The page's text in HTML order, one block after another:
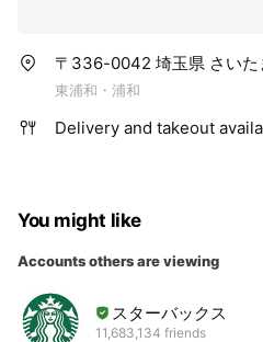
〒336-0042 埼玉県 さい
東浦和・浦和
Delivery and takeout
You might like
Accounts others are viewing
スターバックス
11,683,134 friends